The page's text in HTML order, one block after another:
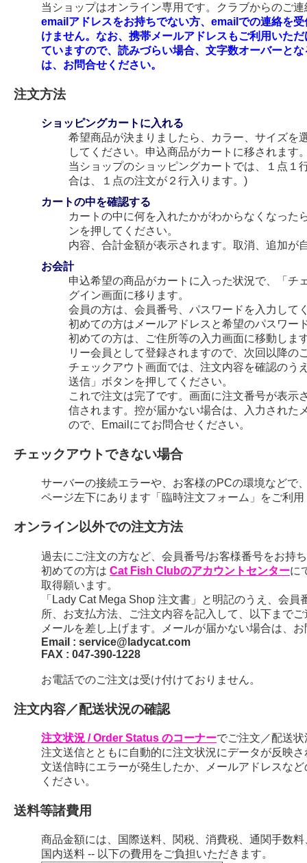
当ショップはオンライン専用です。クラブからのご
emailアドレスをお持ちでない方、emailでの連絡を
けません。なお、携帯メールアドレスもご利用いた
ていますので、読みづらい場合、文字数オーバーと
は、お問合せください。
注文方法
ショッピングカートに入れる
希望商品が決まりましたら、カラー、サイズを
してください。申込商品がカートに移されます
当ショップのショッピングカートでは、１点１
合は、１点の注文が２行入ります。)
カートの中を確認する
カートの中に何を入れたかがわからなくなった
ンを押してください。
内容、合計金額が表示されます。取消、追加が
お会計
申込希望の商品がカートに入った状況で、「チ
グイン画面に移ります。
会員の方は、会員番号、パスワードを入力して
初めての方はメールアドレスと希望のパスワー
初めての方は、ご住所等の入力画面に移動しま
リー会員として登録されますので、次回以降の
チェックアウト画面では、注文内容を確認のう
送信」ボタンを押してください。
これで注文は完了です。画面に注文番号が表
信されます。控が届かない場合は、入力された
ので、Emailにてお問合せください。
チェックアウトできない場合
サーバーの接続エラーや、お客様のPCの環境などで
ページ左下にあります「臨時注文フォーム」をご利
オンライン以外での注文方法
過去にご注文の方など、会員番号/お客様番号をお持
初めての方は Cat Fish Clubのアカウントセンターに
取得願います。
「Lady Cat Mega Shop 注文書」と明記のうえ、会
所、お支払方法、ご注文内容を記入して、以下まで
メールを差し上げます。メールが届かない場合は、
Email : service@ladycat.com
FAX : 047-390-1228
お電話でのご注文は受け付けておりません。
注文内容／配送状況の確認
注文状況 / Order Status のコーナーでご注文／配送
注文送信とともに自動的に注文状況にデータが反映
文送信時にエラーが発生したか、メールアドレスな
ください。
送料等諸費用
商品金額には、国際送料、関税、消費税、通関手数
国内送料 -- 以下の費用をご負担いただきます。